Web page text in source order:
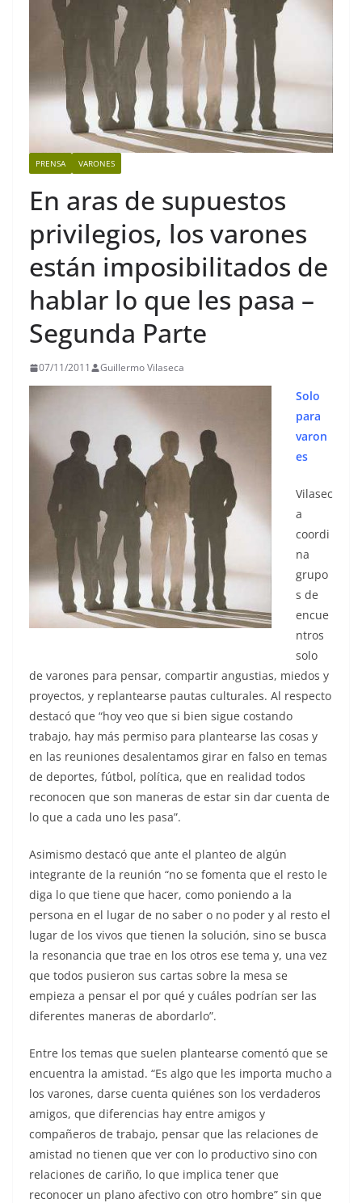
PRENSA VARONES
En aras de supuestos
privilegios, los varones
están imposibilitados de
hablar lo que les pasa –
Segunda Parte
07/11/2011 Guillermo Vilaseca
Solo
para
varon
es
Vilasec
a
coordi
na
grupo
s de
encue
ntros
solo
de varones para pensar, compartir angustias, miedos y
proyectos, y replantearse pautas culturales. Al respecto
destacó que “hoy veo que si bien sigue costando
trabajo, hay más permiso para plantearse las cosas y
en las reuniones desalentamos girar en falso en temas
de deportes, fútbol, política, que en realidad todos
reconocen que son maneras de estar sin dar cuenta de
lo que a cada uno les pasa”.
Asimismo destacó que ante el planteo de algún
integrante de la reunión “no se fomenta que el resto le
diga lo que tiene que hacer, como poniendo a la
persona en el lugar de no saber o no poder y al resto el
lugar de los vivos que tienen la solución, sino se busca
la resonancia que trae en los otros ese tema y, una vez
que todos pusieron sus cartas sobre la mesa se
empieza a pensar el por qué y cuáles podrían ser las
diferentes maneras de abordarlo”.
Entre los temas que suelen plantearse comentó que se
encuentra la amistad. “Es algo que les importa mucho a
los varones, darse cuenta quiénes son los verdaderos
amigos, que diferencias hay entre amigos y
compañeros de trabajo, pensar que las relaciones de
amistad no tienen que ver con lo productivo sino con
relaciones de cariño, lo que implica tener que
reconocer un plano afectivo con otro hombre” sin que